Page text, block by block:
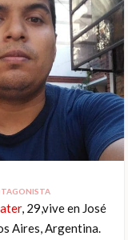
, 29,vive en José
Aires, Argentina.